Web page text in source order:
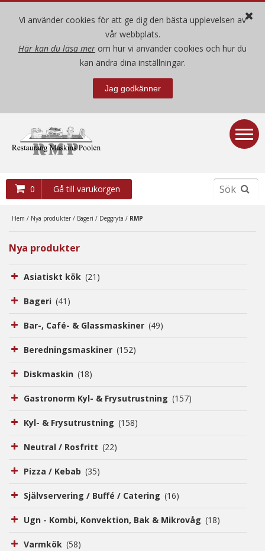
Vi använder cookies för att ge dig den bästa upplevelsen av
vår webbplats.
Här kan du läsa mer om hur vi använder cookies och hur du
kan ändra dina inställningar.
Jag godkänner
Gå till varukorgen
0
Hem
Nya produkter
Villkor
Hem / Nya produkter / Bageri / Deggryta / RMP
Nya produkter
Asiatiskt kök (21)
Bageri (41)
Bar-, Café- & Glassmaskiner (49)
Beredningsmaskiner (152)
Diskmaskin (18)
Gastronorm Kyl- & Frysutrustning (157)
Kyl- & Frysutrustning (158)
Neutral / Rosfritt (22)
Pizza / Kebab (35)
Självservering / Buffé / Catering (16)
Ugn - Kombi, Konvektion, Bak & Mikrovåg (18)
Varmkök (58)